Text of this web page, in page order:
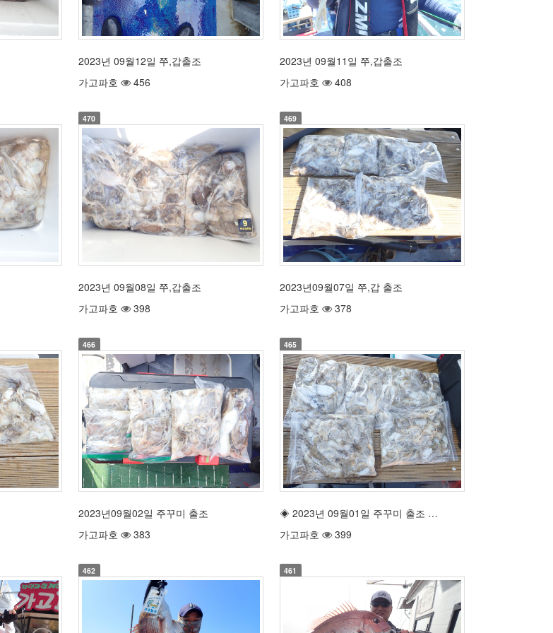
2023년 09월12일 쭈,갑출조
가고파호
456
2023년 09월11일 쭈,갑출조
가고파호
408
470
2023년 09월08일 쭈,갑출조
가고파호
398
469
2023년09월07일 쭈,갑 출조
가고파호
378
466
2023년09월02일 주꾸미 출조
가고파호
383
465
◈ 2023년 09월01일 주꾸미 출조 …
가고파호
399
462 461